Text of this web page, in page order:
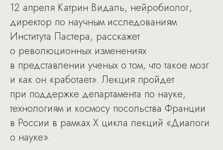
12 апреля Катрин Видаль, нейробиолог,
директор по научным исследованиям
Института Пастера, расскажет
о революционных изменениях
в представлении ученых о том, что такое мозг
и как он «работает». Лекция пройдет
при поддержке департамента по науке,
технологиям и космосу посольства Франции
в России в рамках X цикла лекций «Диалоги
о науке».